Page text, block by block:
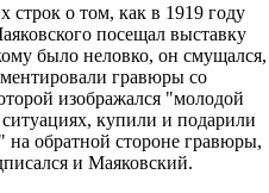
строк о том, как в 1919 году
посещал выставку
было неловко, он смущался,
гравюры со
изображался "молодой
купили и подарили
обратной стороне гравюры,
и Маяковский.